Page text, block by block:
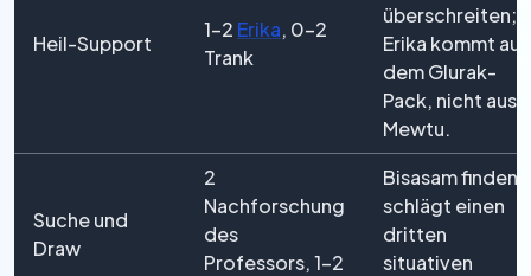
Heil-Support
1–2 Erika, 0–2
Trank
überschreiten;
Erika kommt aus
dem Glurak-
Pack, nicht aus
Mewtu.
Suche und
Draw
2
Nachforschung
des
Professors, 1–2
Bisasam finden
schlägt einen
dritten
situativen